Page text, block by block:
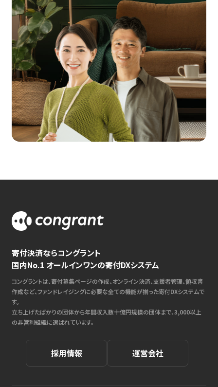
寄付決済ならコングラント
国内No.1 オールインワンの寄付DXシステム
コングラントは、寄付募集ページの作成、オンライン決済、支援者管理、領収書
作成など、ファンドレイジングに必要な全ての機能が揃った寄付DXシステムで
す。
立ち上げたばかりの団体から年間収入数十億円規模の団体まで、3,000以上
の非営利組織に選ばれています。
採用情報 運営会社